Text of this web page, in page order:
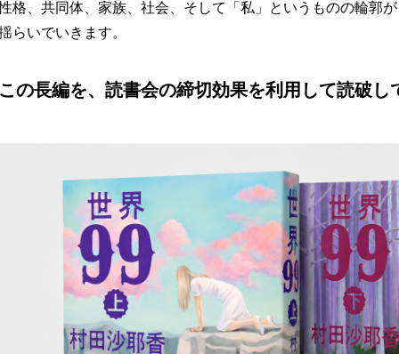
格、共同体、家族、社会、そして「私」というものの輪郭
らいでいきます。
の長編を、読書会の締切効果を利用して読破し